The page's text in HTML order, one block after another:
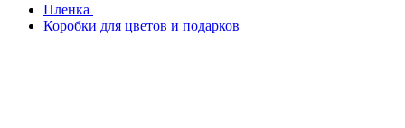
Плeнка
Коробки для цветов и подарков